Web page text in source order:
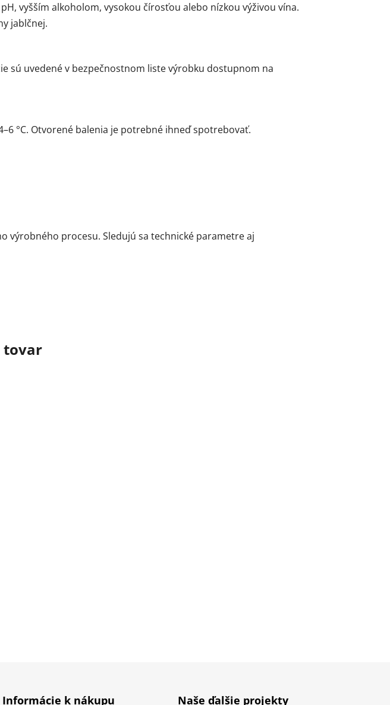
vyšším alkoholom, vysokou čírosťou alebo nízkou výživou vína.
jablčnej.
sú uvedené v bezpečnostnom liste výrobku dostupnom na
°C. Otvorené balenia je potrebné ihneď spotrebovať.
výrobného procesu. Sledujú sa technické parametre aj
tovar
Informácie k nákupu Naše ďalšie projekty